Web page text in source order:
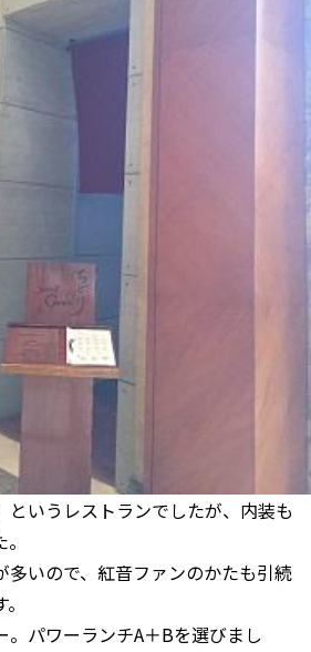
というレストランでしたが、内装も
多いので、紅音ファンのかたも引続
パワーランチA＋Bを選びまし